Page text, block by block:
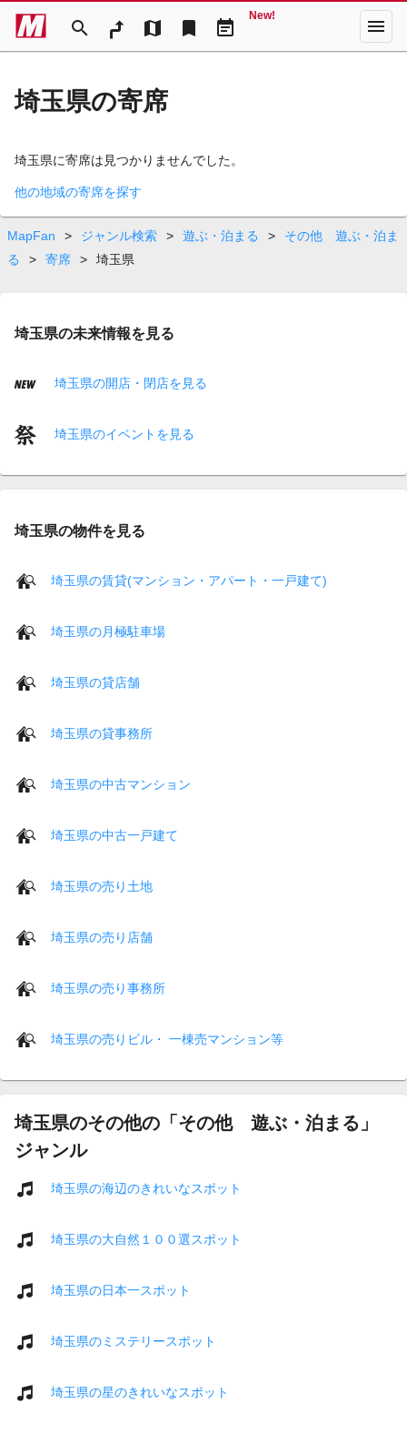
search map bookmark event_note
New! menu
埼玉県の寄席
埼玉県に寄席は見つかりませんでした。
他の地域の寄席を探す
MapFan > ジャンル検索 > 遊ぶ・泊まる >
その他 遊ぶ・泊ま
る
> 寄席 > 埼玉県
埼玉県の未来情報を見る
埼玉県の開店・閉店を見る
埼玉県のイベントを見る
埼玉県の物件を見る
埼玉県の賃貸(マンション・アパート・一戸建て)
埼玉県の月極駐車場
埼玉県の貸店舗
埼玉県の貸事務所
埼玉県の中古マンション
埼玉県の中古一戸建て
埼玉県の売り土地
埼玉県の売り店舗
埼玉県の売り事務所
埼玉県の売りビル・ 一棟売マンション等
埼玉県のその他の「その他 遊ぶ・泊まる」
ジャンル
埼玉県の海辺のきれいなスポット
埼玉県の大自然１００選スポット
埼玉県の日本一スポット
埼玉県のミステリースポット
埼玉県の星のきれいなスポット